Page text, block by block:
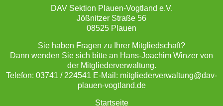
DAV Sektion Plauen-Vogtland e.V.
Jößnitzer Straße 56
08525 Plauen
Sie haben Fragen zu Ihrer Mitgliedschaft?
Dann wenden Sie sich bitte an Hans-Joachim Winzer von
der Mitgliederverwaltung.
Telefon: 03741 / 224541 E-Mail: mitgliederverwaltung@dav-
plauen-vogtland.de
Startseite